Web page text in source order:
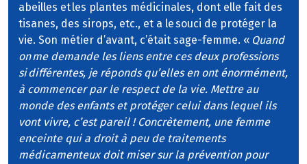
abeilles et les plantes médicinales, dont elle fait des
tisanes, des sirops, etc., et a le souci de protéger la
vie. Son métier d’avant, c’était sage-femme. « Quand
on me demande les liens entre ces deux professions
si différentes, je réponds qu’elles en ont énormément,
à commencer par le respect de la vie. Mettre au
monde des enfants et protéger celui dans lequel ils
vont vivre, c’est pareil ! Concrètement, une femme
enceinte qui a droit à peu de traitements
médicamenteux doit miser sur la prévention pour